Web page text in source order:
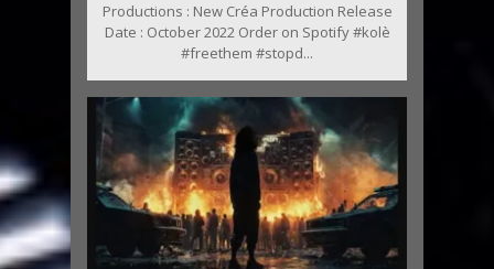
Productions : New Créa Production Release
Date : October 2022 Order on Spotify #kolè
#freethem #stopd...